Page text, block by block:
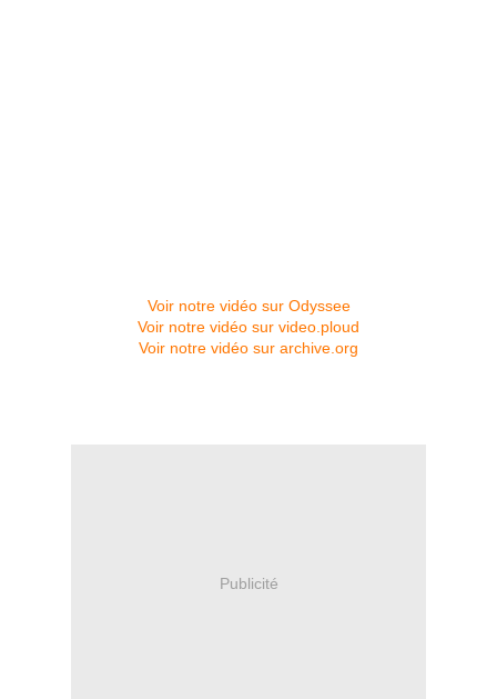
Voir notre vidéo sur Odyssee
Voir notre vidéo sur video.ploud
Voir notre vidéo sur archive.org
Publicité